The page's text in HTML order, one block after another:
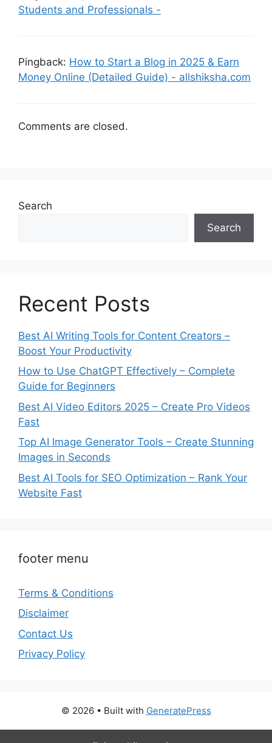
Students and Professionals -
Pingback: How to Start a Blog in 2025 & Earn
Money Online (Detailed Guide) - allshiksha.com
Comments are closed.
Search
Search
Recent Posts
Best AI Writing Tools for Content Creators –
Boost Your Productivity
How to Use ChatGPT Effectively – Complete
Guide for Beginners
Best AI Video Editors 2025 – Create Pro Videos
Fast
Top AI Image Generator Tools – Create Stunning
Images in Seconds
Best AI Tools for SEO Optimization – Rank Your
Website Fast
footer menu
Terms & Conditions
Disclaimer
Contact Us
Privacy Policy
© 2026 • Built with GeneratePress